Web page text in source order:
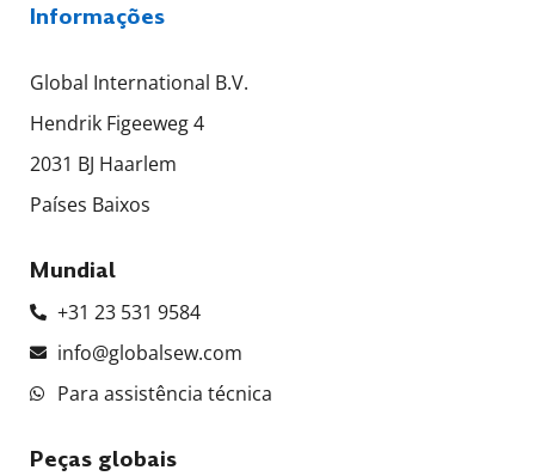
Informações
Global International B.V.
Hendrik Figeeweg 4
2031 BJ Haarlem
Países Baixos
Mundial
+31 23 531 9584
info@globalsew.com
Para assistência técnica
Peças globais